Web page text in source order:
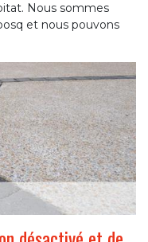
Nous sommes
et nous pouvons